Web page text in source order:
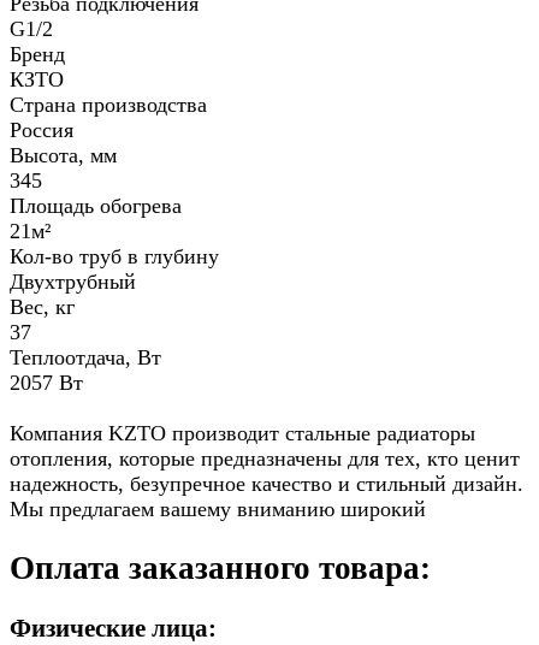
G1/2
Бренд
КЗТО
Страна производства
Россия
Высота, мм
345
Площадь обогрева
21м²
Кол-во труб в глубину
Двухтрубный
Вес, кг
37
Теплоотдача, Вт
2057 Вт
Компания KZTO производит стальные радиаторы
отопления, которые предназначены для тех, кто ценит
надежность, безупречное качество и стильный дизайн.
Мы предлагаем вашему вниманию широкий
Оплата заказанного товара:
Физические лица: